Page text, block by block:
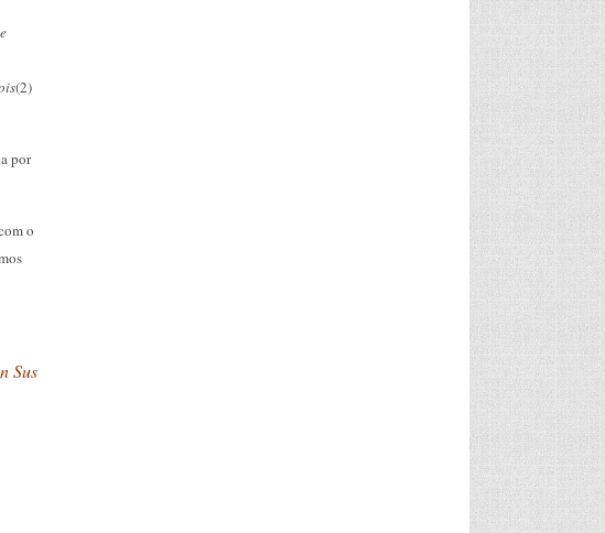
(2)
por
o
Sus